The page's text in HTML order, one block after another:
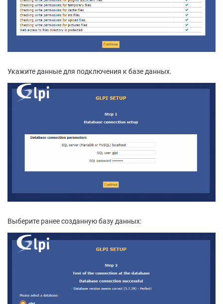
Укажите данные для подключения к базе данных.
Выберите ранее созданную базу данных: